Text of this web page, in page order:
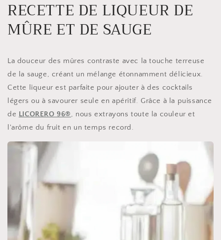
RECETTE DE LIQUEUR DE
MÛRE ET DE SAUGE
La douceur des mûres contraste avec la touche terreuse
de la sauge, créant un mélange étonnamment délicieux.
Cette liqueur est parfaite pour ajouter à des cocktails
légers ou à savourer seule en apéritif. Grâce à la puissance
de LICORERO 96®, nous extrayons toute la couleur et
l'arôme du fruit en un temps record.